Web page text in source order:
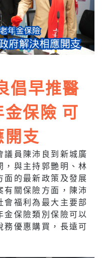
倡早推醫
保險 可
支
議員陳沛良到新城廣
，與主持郭艷明、林
面的最新政策及發展
有關保險方面，陳沛
會福利為最大主要部
金保險類別保險可以
務優惠購買，長遠可